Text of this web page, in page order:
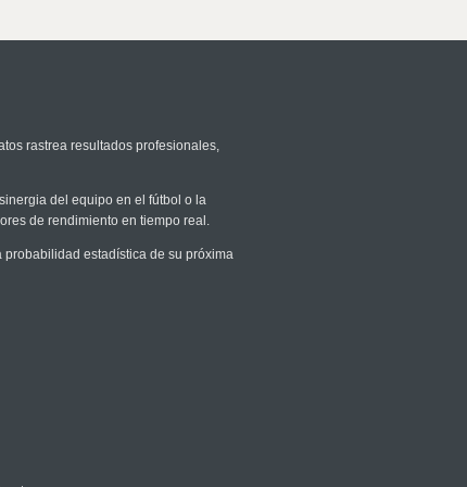
rastrea resultados profesionales,
del equipo en el fútbol o la
de rendimiento en tiempo real.
estadística de su próxima